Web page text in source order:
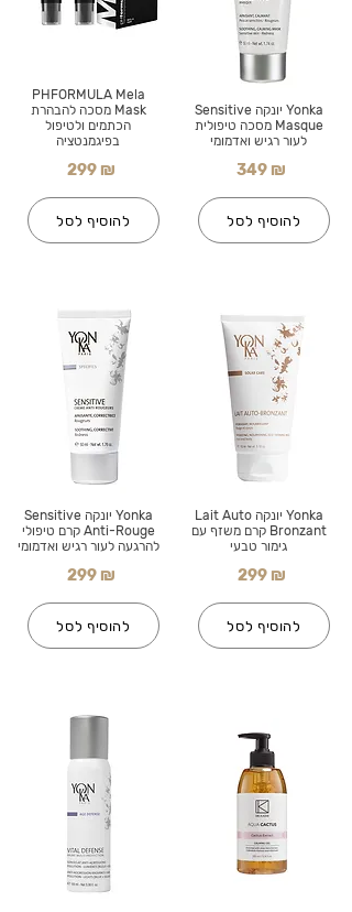
PHFORMULA Mela
Mask מסכה להבהרת
הכתמים ולטיפול
בפיגמנטציה
299 ₪
להוסיף לסל
Yonka יונקה Sensitive
Anti-Rouge קרם טיפולי
להרגעה לעור רגיש ואדמומי
299 ₪
להוסיף לסל
Yonka יונקה Sensitive
Masque מסכה טיפולית
לעור רגיש ואדמומי
349 ₪
להוסיף לסל
Yonka יונקה Lait Auto
Bronzant קרם משזף עם
גימור טבעי
299 ₪
להוסיף לסל